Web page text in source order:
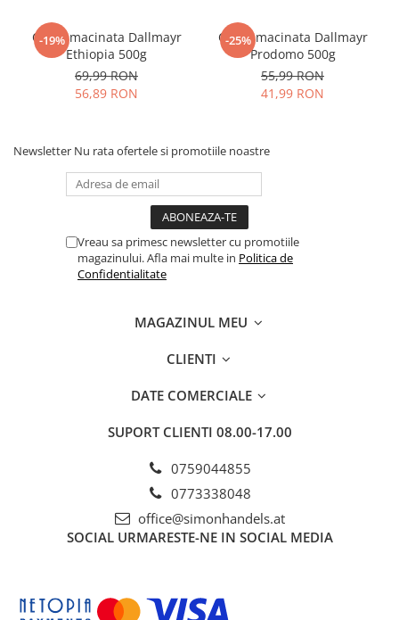
-19%
Cafea macinata Dallmayr
Ethiopia 500g
69,99 RON
56,89 RON
-25%
Cafea macinata Dallmayr
Prodomo 500g
55,99 RON
41,99 RON
Newsletter Nu rata ofertele si promotiile noastre
Vreau sa primesc newsletter cu promotiile
magazinului. Afla mai multe in Politica de
Confidentialitate
MAGAZINUL MEU
CLIENTI
DATE COMERCIALE
SUPORT CLIENTI 08.00-17.00
0759044855
0773338048
office@simonhandels.at
SOCIAL URMARESTE-NE IN SOCIAL MEDIA